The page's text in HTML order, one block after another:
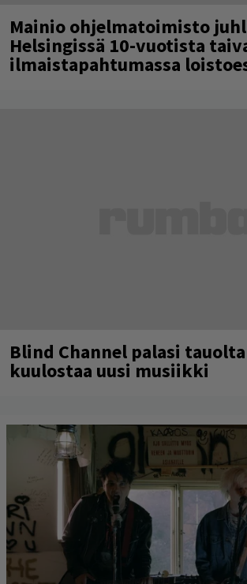
Mainio ohjelmatoimisto
Helsingissä 10-vuotista
ilmaistapahtumassa
Blind Channel palasi
kuulostaa uusi musiikki